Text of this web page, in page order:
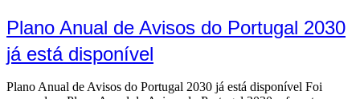
Plano Anual de Avisos do Portugal 2030
já está disponível
Plano Anual de Avisos do Portugal 2030 já está disponível Foi